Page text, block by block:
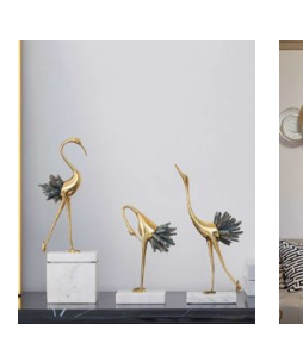
sáng bóng và dễ dàng vệ sinh.